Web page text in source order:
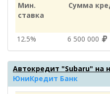
Мин.
ставка
Сумма
12.5%
6 500 000
Автокредит "Subaru" на
ЮниКредит Банк